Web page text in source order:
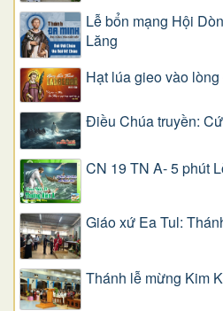
Lễ bổn mạng Hội
Lăng
Hạt lúa gieo vào lòng
Điều Chúa truyền:
CN 19 TN A- 5 phút
Giáo xứ Ea Tul:
Thánh lễ mừng Kim